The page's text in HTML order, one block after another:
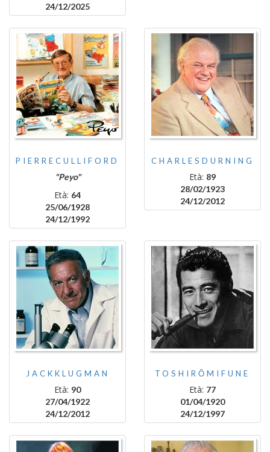
24/12/2025
PIERRECULLIFORD
"Peyo"
Età: 64
25/06/1928
24/12/1992
CHARLESDURNING
Età: 89
28/02/1923
24/12/2012
JACKKLUGMAN
Età: 90
27/04/1922
24/12/2012
TOSHIRŌMIFUNE
Età: 77
01/04/1920
24/12/1997